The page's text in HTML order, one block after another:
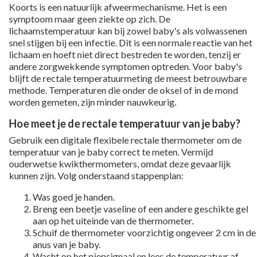
Koorts is een natuurlijk afweermechanisme. Het is een
symptoom maar geen ziekte op zich. De
lichaamstemperatuur kan bij zowel baby's als volwassenen
snel stijgen bij een infectie. Dit is een normale reactie van het
lichaam en hoeft niet direct bestreden te worden, tenzij er
andere zorgwekkende symptomen optreden. Voor baby's
blijft de rectale temperatuurmeting de meest betrouwbare
methode. Temperaturen die onder de oksel of in de mond
worden gemeten, zijn minder nauwkeurig.
Hoe meet je de rectale temperatuur van je baby?
Gebruik een digitale flexibele rectale thermometer om de
temperatuur van je baby correct te meten. Vermijd
ouderwetse kwikthermometers, omdat deze gevaarlijk
kunnen zijn. Volg onderstaand stappenplan:
Was goed je handen.
Breng een beetje vaseline of een andere geschikte gel
aan op het uiteinde van de thermometer.
Schuif de thermometer voorzichtig ongeveer 2 cm in de
anus van je baby.